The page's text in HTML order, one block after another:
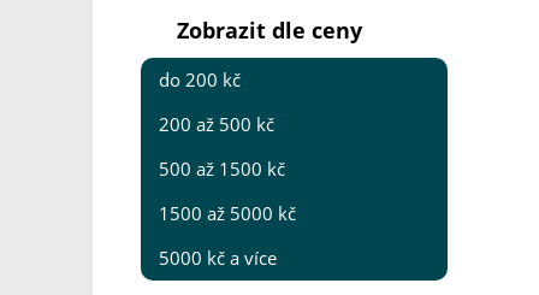
Zobrazit dle ceny
do 200 kč
200 až 500 kč
500 až 1500 kč
1500 až 5000 kč
5000 kč a více